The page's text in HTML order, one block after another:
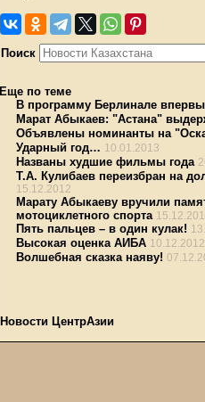
Поиск
Еще по теме
В программу Берлинале
Марат Абыкаев: "Астана"
Объявлены номинанты на
Ударный год… 10.01.2013
Названы худшие фильмы года
Т.А. Кулибаев переизбран на
15.12.2012
Марату Абыкаеву вручили
мотоциклетного спорта
Пять пальцев – в один кулак!
Высокая оценка АИБА 10.12.2012
Волшебная сказка наяву!
Новости ЦентрАзии